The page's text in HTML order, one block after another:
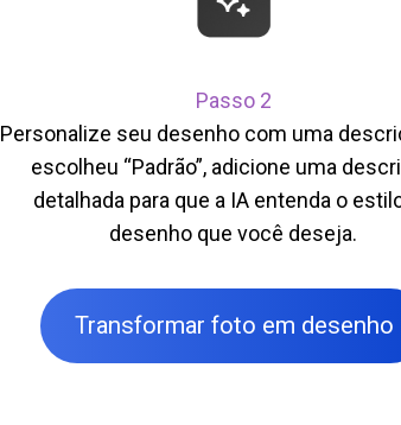
Passo 2
Personalize seu desenho com uma
escolheu “Padrão”, adicione uma
detalhada para que a IA entenda o
desenho que você deseja.
Transformar foto em desenho